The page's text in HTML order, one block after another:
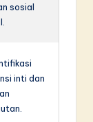
sosial
inti dan